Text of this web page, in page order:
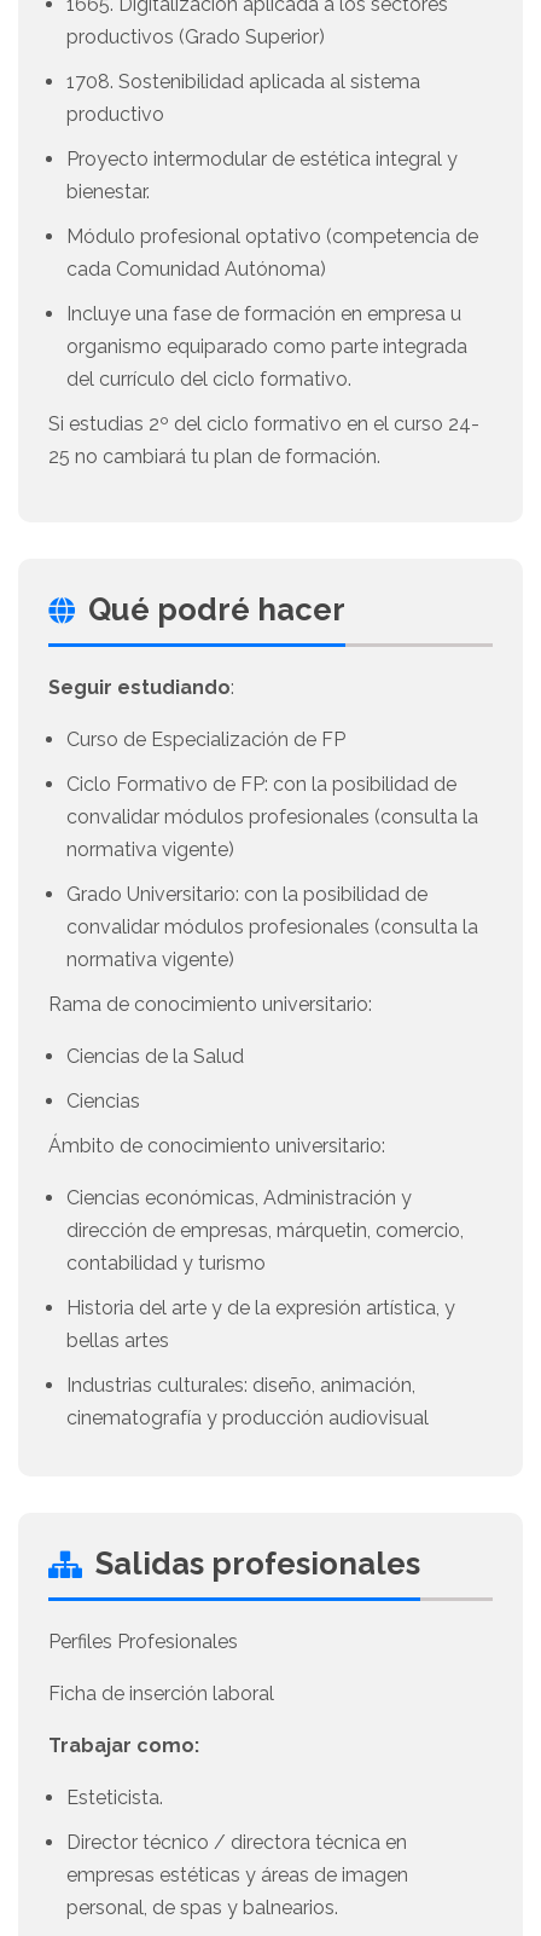
productivos (Grado Superior)
1708. Sostenibilidad aplicada al sistema
productivo
Proyecto intermodular de estética integral y
bienestar.
Módulo profesional optativo (competencia de
cada Comunidad Autónoma)
Incluye una fase de formación en empresa u
organismo equiparado como parte integrada
del currículo del ciclo formativo.
Si estudias 2º del ciclo formativo en el curso 24-
25 no cambiará tu plan de formación.
Qué podré hacer
Seguir estudiando:
Curso de Especialización de FP
Ciclo Formativo de FP: con la posibilidad de
convalidar módulos profesionales (consulta la
normativa vigente)
Grado Universitario: con la posibilidad de
convalidar módulos profesionales (consulta la
normativa vigente)
Rama de conocimiento universitario:
Ciencias de la Salud
Ciencias
Ámbito de conocimiento universitario:
Ciencias económicas, Administración y
dirección de empresas, márquetin, comercio,
contabilidad y turismo
Historia del arte y de la expresión artística, y
bellas artes
Industrias culturales: diseño, animación,
cinematografía y producción audiovisual
Salidas profesionales
Perfiles Profesionales
Ficha de inserción laboral
Trabajar como:
Esteticista.
Director técnico / directora técnica en
empresas estéticas y áreas de imagen
personal, de spas y balnearios.